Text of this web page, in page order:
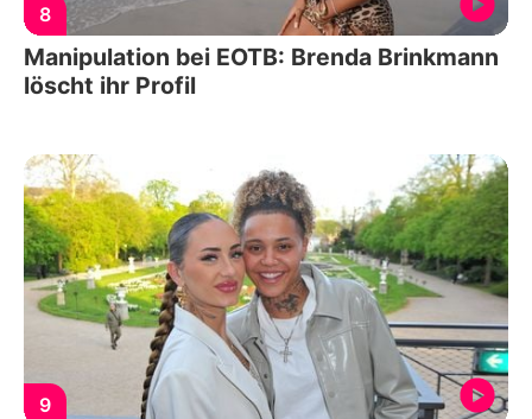
8
Manipulation bei EOTB: Brenda Brinkmann
löscht ihr Profil
9